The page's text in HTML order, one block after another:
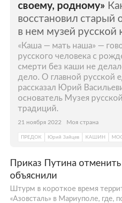
своему, родному»
восстановил старый
в нем музей русской
«Каша — мать наша» —
русского человека с
смерти без каши не
дело. О главной русской
рассказал Юрий
основатель Музея
традиций.
21 ноября 2022 Моя страна
ПРЕДОК Юрий Зайцев КАШИН
Приказ Путина
объяснили
Штурм в короткое время
«Азовсталь» в Мариуполе,